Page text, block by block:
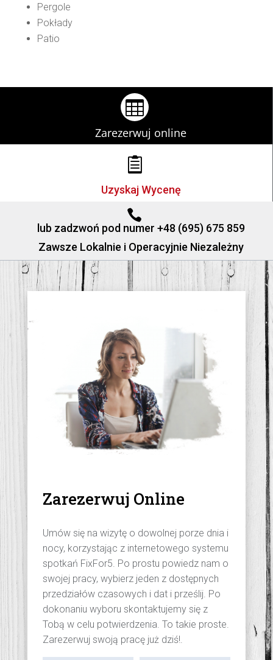
Pergole
Pokłady
Patio

Zarezerwuj online

Uzyskaj Wycenę

lub zadzwoń pod numer +48 (695) 675 859
Zawsze Lokalnie i Operacyjnie Niezależny
Zarezerwuj Online
Umów się na wizytę o dowolnej porze dnia i
nocy, korzystając z internetowego systemu
spotkań FixFor5. Po prostu powiedz nam o
swojej pracy, wybierz jeden z dostępnych
przedziałów czasowych i dat i prześlij. Po
dokonaniu wyboru skontaktujemy się z
Tobą w celu potwierdzenia. To takie proste.
Zarezerwuj swoją pracę już dziś!.